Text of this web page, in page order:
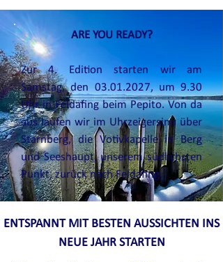
ARE YOU READY?
Zur 4. Edition starten wir am
Samstag, den03.01.2027, um 9.30
Uhr in Feldafing beim Pepito. Von da
aus laufen wir im Uhrzeigersinn über
Starnberg, die Votivkapelle in Berg
und Seeshaupt, unserem südlichsten
Punkt, zurück nach Feldafing.
ENTSPANNT MIT BESTEN AUSSICHTEN INS
NEUE JAHR STARTEN